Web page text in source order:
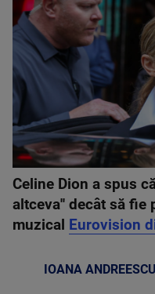
Celine Dion a spus
altceva'' decât să fie
muzical
Eurovision
IOANA ANDREESCU